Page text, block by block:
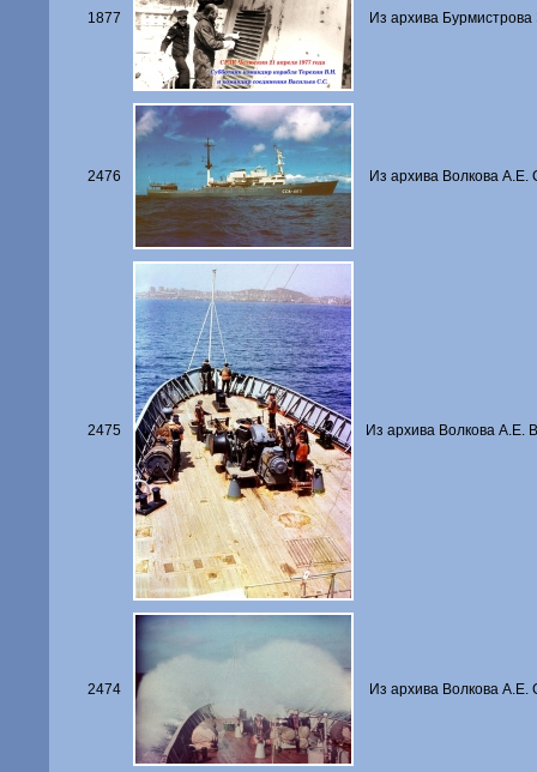
1877 Из архива
2476 Из архива Волкова
2475 Из архива Волкова А.Е.
2474 Из архива Волкова А.Е.